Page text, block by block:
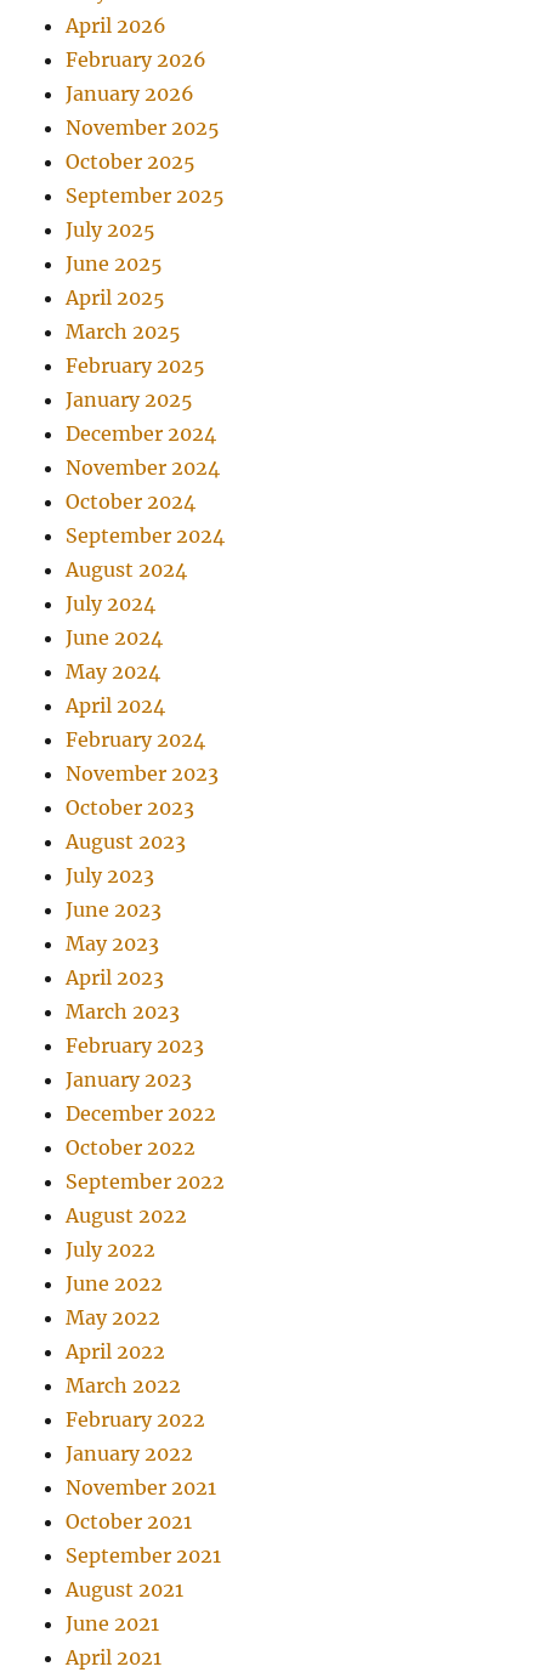
April 2026
February 2026
January 2026
November 2025
October 2025
September 2025
July 2025
June 2025
April 2025
March 2025
February 2025
January 2025
December 2024
November 2024
October 2024
September 2024
August 2024
July 2024
June 2024
May 2024
April 2024
February 2024
November 2023
October 2023
August 2023
July 2023
June 2023
May 2023
April 2023
March 2023
February 2023
January 2023
December 2022
October 2022
September 2022
August 2022
July 2022
June 2022
May 2022
April 2022
March 2022
February 2022
January 2022
November 2021
October 2021
September 2021
August 2021
June 2021
April 2021